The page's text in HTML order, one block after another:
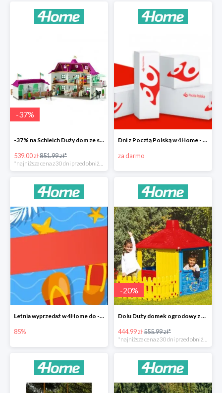
-37%
-37% na Schleich Duży dom ze stajnią i akcesoriami 96 cm
539.00 zł851.99 zł*
*najniższa cena z 30 dni przed obniżką
Dni z Pocztą Polską w 4Home - darmowa dostawa
za darmo
Letnia wyprzedaż w 4Home do -85%
85%
-20%
Dolu Duży domek ogrodowy z płotem -20%
444.99 zł555.99 zł*